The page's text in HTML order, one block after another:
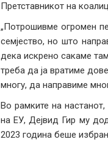
Претставникот на
„Потрошивме огромен
семјество, но што
дека искрено сакаме
треба да ја вратиме
многу, да направиме
Во рамките на
на ЕУ, Дејвид Гир му
2023 година беше